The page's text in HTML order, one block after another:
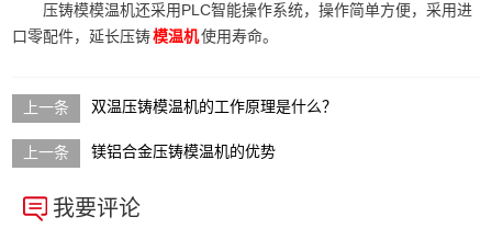
压铸模模温机还采用PLC智能操作系统，操作简单方便，采用进
口零配件，延长压铸模温机使用寿命。
双温压铸模温机的工作原理是什么？
镁铝合金压铸模温机的优势
我要评论